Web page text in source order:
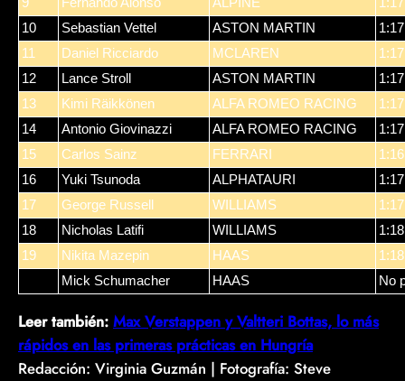
10
Sebastian Vettel ASTON MARTIN
11
Daniel Ricciardo MCLAREN
12
Lance Stroll ASTON MARTIN
13
Kimi Räikkönen ALFA ROMEO RACING
14
Antonio Giovinazzi ALFA ROMEO RACING
15
Carlos Sainz FERRARI
16
Yuki Tsunoda ALPHATAURI
17
George Russell WILLIAMS
18
Nicholas Latifi WILLIAMS
19
Nikita Mazepin HAAS
Mick Schumacher
HAAS No
Leer también: Max Verstappen y Valtteri Bottas, lo más
rápidos en las primeras prácticas en Hungría
Redacción: Virginia Guzmán | Fotografía: Steve